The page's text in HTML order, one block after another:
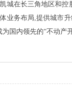
城在长三角地区和
业务布局,提供城市
国内领先的“不动产